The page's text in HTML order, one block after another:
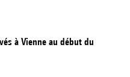
à Vienne au début du